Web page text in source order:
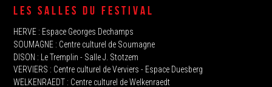
LES SALLES DU FESTIVAL
HERVE‭ : Espace Georges Dechamps
SOUMAGNE‬ : Centre culturel de Soumagne
DISON : Le Tremplin‭ - Salle J. Stotzem‭
VERVIERS : Centre culturel de Verviers - Espace Duesberg
WELKENRAEDT : Centre culturel de Welkenraedt